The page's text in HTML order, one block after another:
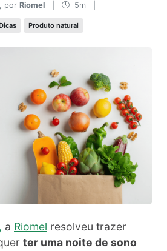
por Riomel 5m
Produto natural
a Riomel resolveu trazer
ter uma noite de sono